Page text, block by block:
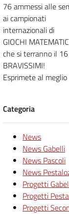
76 ammessi alle
ai campionati
internazionali di
GIOCHI
che si terranno il
BRAVISSIMI!
Esprimete al
Categoria
News
News Gabelli
News Pascoli
News
Progetti
Progetti
Progetti